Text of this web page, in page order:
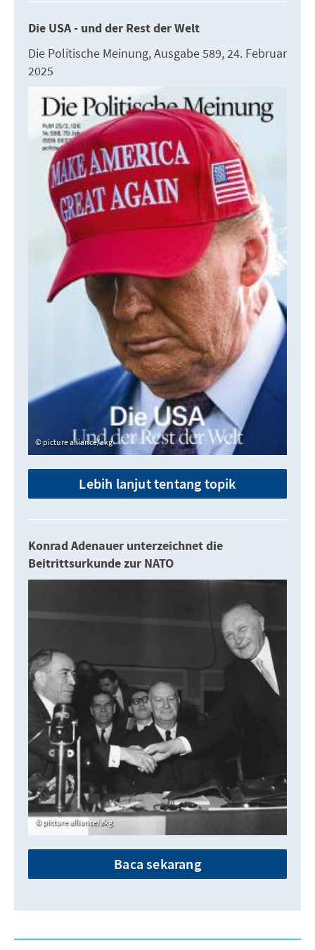
Die USA - und der Rest der Welt
Die Politische Meinung, Ausgabe 589, 24. Februar
2025
picture alliance/akg
Lebih lanjut tentang topik
Konrad Adenauer unterzeichnet die
Beitrittsurkunde zur NATO
picture alliance/akg
Baca sekarang